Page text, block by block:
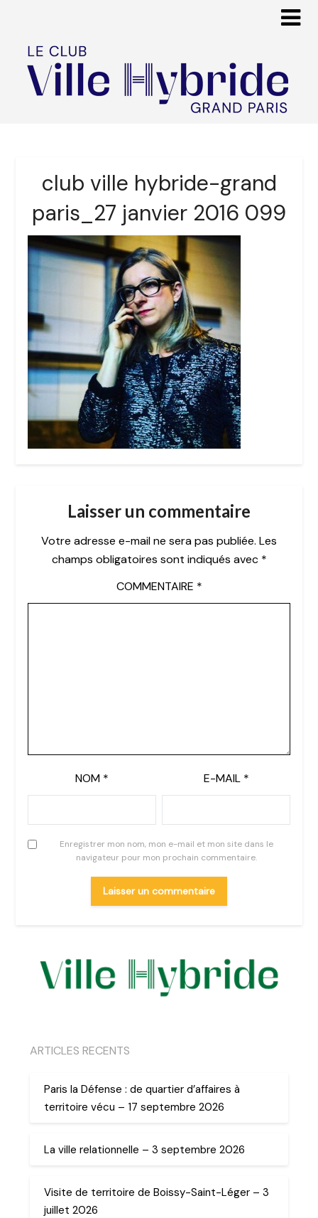
club ville hybride-grand
paris_27 janvier 2016 099
Laisser un commentaire
Votre adresse e-mail ne sera pas publiée. Les
champs obligatoires sont indiqués avec *
COMMENTAIRE *
NOM * E-MAIL *
Enregistrer mon nom, mon e-mail et mon site dans le
navigateur pour mon prochain commentaire.
ARTICLES RECENTS
Paris la Défense : de quartier d’affaires à
territoire vécu – 17 septembre 2026
La ville relationnelle – 3 septembre 2026
Visite de territoire de Boissy-Saint-Léger – 3
juillet 2026